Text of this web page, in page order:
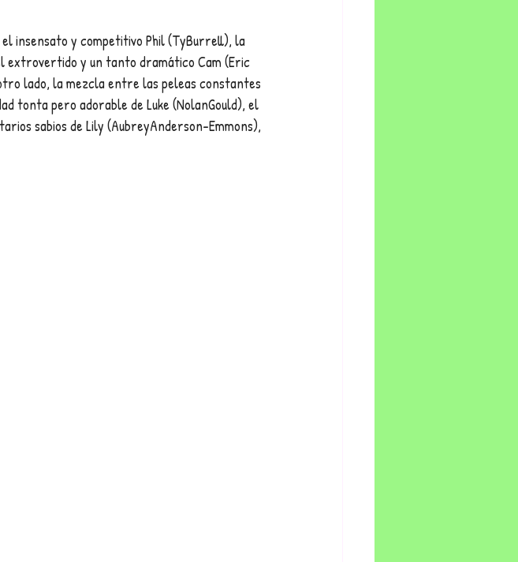
insensato y competitivo Phil (TyBurrell), la
extrovertido y un tanto dramático Cam (Eric
lado, la mezcla entre las peleas constantes
tonta pero adorable de Luke (NolanGould), el
sabios de Lily (AubreyAnderson-Emmons),